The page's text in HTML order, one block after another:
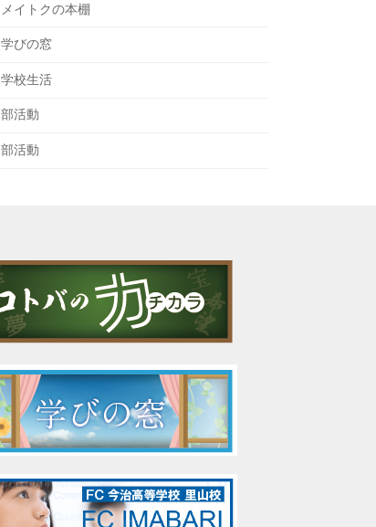
メイトクの本棚
学びの窓
学校生活
部活動
部活動